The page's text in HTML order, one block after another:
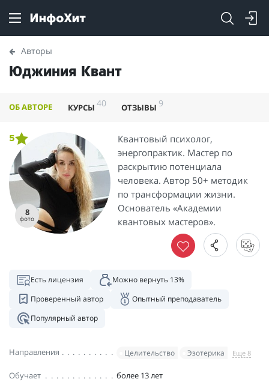
Авторы
Юджиния Квант
ОБ АВТОРЕ КУРСЫ 40 ОТЗЫВЫ 9
8
фото
5
Квантовый психолог,
энергопрактик. Мастер по
раскрытию потенциала
человека. Автор 50+ методик
по трансформации жизни.
Основатель «Академии
квантовых мастеров».
Есть лицензия
Можно вернуть 13%
Проверенный автор
Опытный преподаватель
Популярный автор
Направления Целительство Эзотерика Еще 8
Обучает
более 13 лет